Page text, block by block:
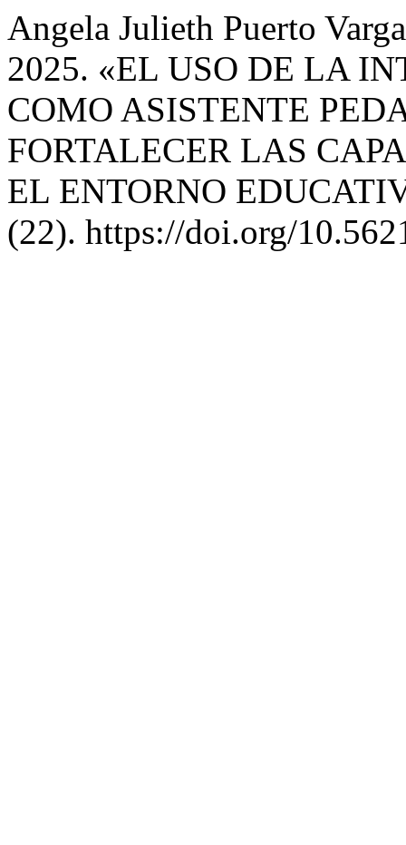
Angela Julieth Puerto
2025. «EL USO DE LA
COMO ASISTENTE
FORTALECER LAS
EL ENTORNO
(22). https://doi.org/